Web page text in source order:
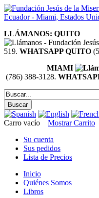
LLÁMANOS: QUITO
519. WHATSAPP QUITO
MIAMI
(786) 388-3128.
Carro vacío
Mostrar Carrito
Su cuenta
Sus pedidos
Lista de Precios
Inicio
Quiénes Somos
Libros